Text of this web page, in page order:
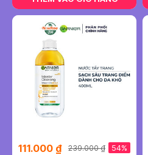
111.000 ₫ 54%
239.000 ₫